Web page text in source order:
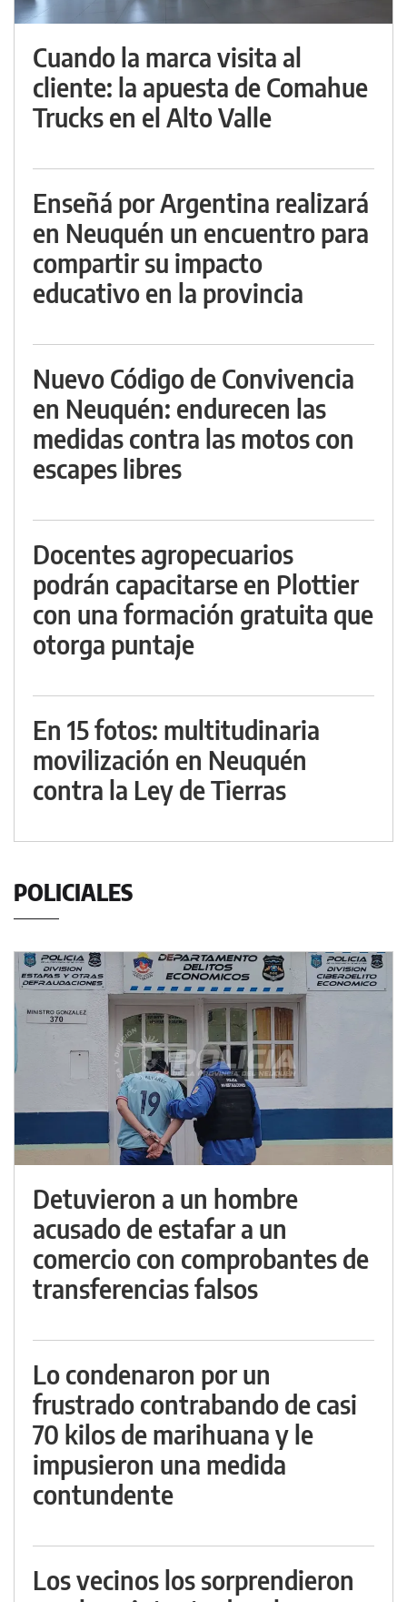
Cuando la marca visita al
cliente: la apuesta de Comahue
Trucks en el Alto Valle
Enseñá por Argentina realizará
en Neuquén un encuentro para
compartir su impacto
educativo en la provincia
Nuevo Código de Convivencia
en Neuquén: endurecen las
medidas contra las motos con
escapes libres
Docentes agropecuarios
podrán capacitarse en Plottier
con una formación gratuita que
otorga puntaje
En 15 fotos: multitudinaria
movilización en Neuquén
contra la Ley de Tierras
POLICIALES
Detuvieron a un hombre
acusado de estafar a un
comercio con comprobantes de
transferencias falsos
Lo condenaron por un
frustrado contrabando de casi
70 kilos de marihuana y le
impusieron una medida
contundente
Los vecinos los sorprendieron